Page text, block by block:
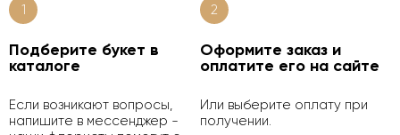
1
Подберите букет в
каталоге
Если возникают вопросы,
напишите в мессенджер -
2
Оформите заказ и
оплатите его на сайте
Или выберите оплату при
получении.